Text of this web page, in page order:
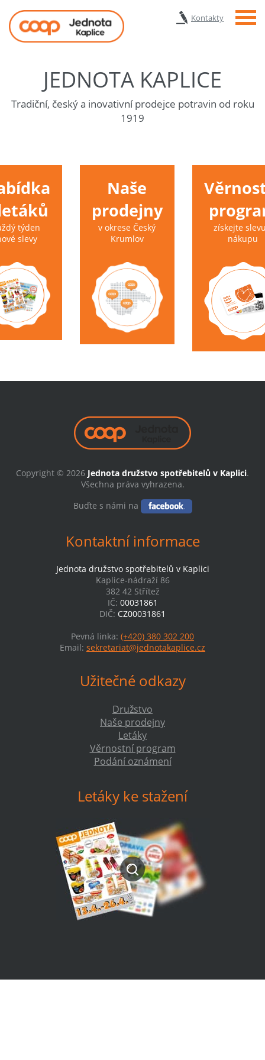
Kontakty Menu
JEDNOTA KAPLICE
Tradiční, český a inovativní prodejce potravin od roku
1919
týden
slevy
Naše
prodejny
v okrese Český
Krumlov
získejte
nákupu
Copyright © 2026 Jednota družstvo spotřebitelů v Kaplici.
Všechna práva vyhrazena.
Buďte s námi na
Kontaktní informace
Jednota družstvo spotřebitelů v Kaplici
Kaplice-nádraží 86
382 42 Střítež
IČ: 00031861
DIČ: CZ00031861
Pevná linka: (+420) 380 302 200
Email: sekretariat@jednotakaplice.cz
Užitečné odkazy
Družstvo
Naše prodejny
Letáky
Věrnostní program
Podání oznámení
Letáky ke stažení